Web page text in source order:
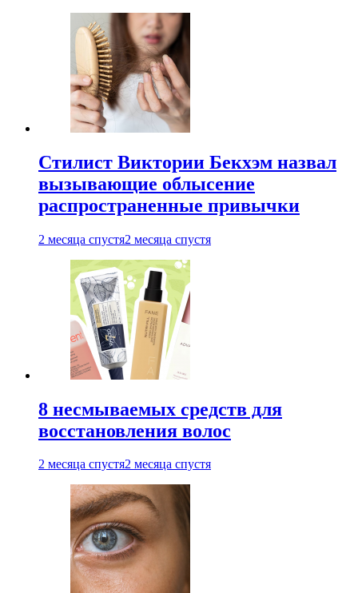
Стилист Виктории Бекхэм назвал
вызывающие облысение
распространенные привычки
2 месяца спустя2 месяца спустя
8 несмываемых средств для
восстановления волос
2 месяца спустя2 месяца спустя